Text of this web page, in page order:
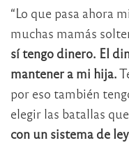
“Lo que pasa ahora
muchas mamás
sí tengo dinero. El
mantener a mi hija.
por eso también
elegir las batallas
con un sistema de